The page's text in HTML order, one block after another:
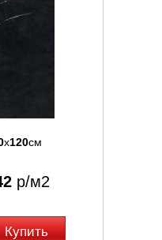
x120см
р/м2
Купить